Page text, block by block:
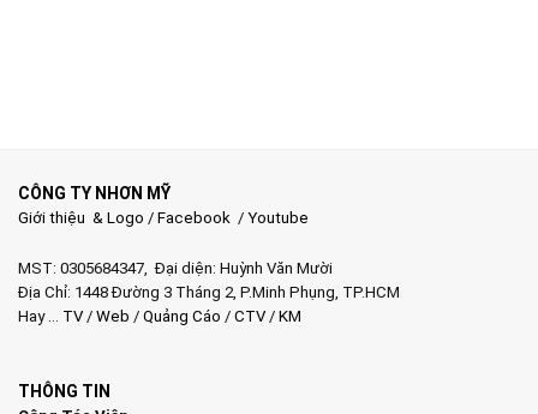
CÔNG TY NHƠN MỸ
Giới thiệu & Logo / Facebook / Youtube
MST: 0305684347, Đại diện: Huỳnh Văn Mười
Địa Chỉ: 1448 Đường 3 Tháng 2, P.Minh Phụng, TP.HCM
Hay … TV/ Web / Quảng Cáo / CTV/ KM
THÔNG TIN